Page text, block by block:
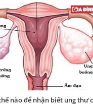
nào để nhận biết ung thư